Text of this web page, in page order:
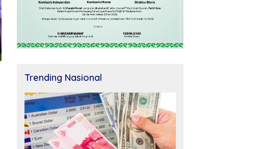
Trending Nasional